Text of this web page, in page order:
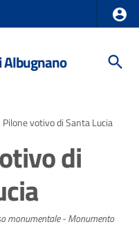
Albugnano
Pilone votivo di Santa Lucia
di
monumentale - Monumento